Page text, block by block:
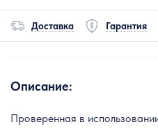
Доставка Гарантия
Описание:
Проверенная в